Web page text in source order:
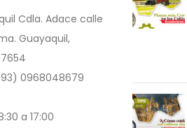
Cdla. Adace calle
Guayaquil,
0968048679
a 17:00